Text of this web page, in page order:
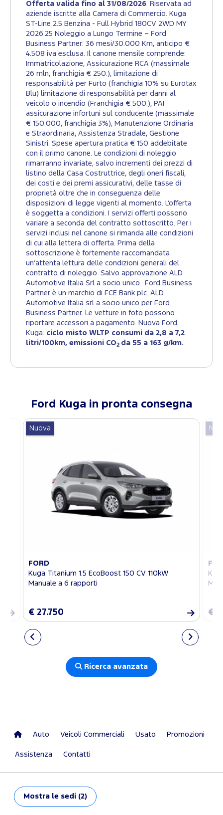
Offerta valida fino al 31/08/2026 . Riservata ad
aziende iscritte alla Camera di Commercio. Kuga
ST-Line 2.5 Benzina - Full Hybrid 180CV 2WD MY
2026.25 Noleggio a Lungo Termine – Ford
Business Partner: 36 mesi/30.000 Km, anticipo €
4.508 iva esclusa. Il canone mensile comprende:
Immatricolazione, Assicurazione RCA (massimale
26 mln, franchigia € 250.), limitazione di
responsabilità per Furto (franchigia 10% su Eurotax
Blu) limitazione di responsabilità per danni al
veicolo o incendio (Franchigia € 500.), PAI
assicurazione infortuni sul conducente (massimale
€ 150.000, franchigia 3%), Manutenzione Ordinaria
e Straordinaria, Assistenza Stradale, Gestione
Sinistri. Spese apertura pratica € 150 addebitate
con il primo canone. Le condizioni di noleggio
rimarranno invariate, salvo incrementi dei prezzi di
listino della Casa Costruttrice, degli oneri fiscali,
dei costi e dei premi assicurativi, delle tasse di
proprietà oltre che in conseguenza delle
disposizioni di legge vigenti al momento. L’offerta
è soggetta a condizioni. I servizi offerti possono
variare a seconda del contratto sottoscritto. Per i
servizi inclusi nel canone si rimanda alle condizioni
di cui alla lettera di offerta. Prima della
sottoscrizione è fortemente raccomandata
un’attenta lettura delle condizioni generali del
contratto di noleggio. Salvo approvazione ALD
Automotive Italia Srl a socio unico. Ford Business
Partner è un marchio di FCE Bank plc. ALD
Automotive Italia srl a socio unico per Ford
Business Partner. Le vetture in foto possono
riportare accessori a pagamento. Nuova Ford
Kuga: ciclo misto WLTP consumi da 2,8 a 7,2
litri/100km, emissioni CO2 da 55 a 163 g/km.
Ford Kuga in pronta consegna
Nuova
FORD
Kuga Titanium 1.5 EcoBoost 150 CV 110kW
Manuale a 6 rapporti
€ 27.750 €
Ricerca avanzata
Auto Veicoli Commerciali Usato Promozioni
Assistenza Contatti
Mostra le sedi (2)